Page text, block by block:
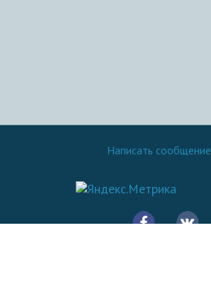
Написать сообщение